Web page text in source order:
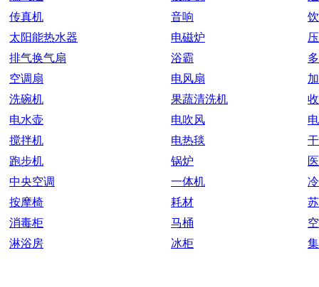
传真机
音响
太阳能热水器
电磁炉
排气换气扇
浴霸
空调扇
电风扇
洗碗机
果蔬清洗机
电水壶
电吹风
搅拌机
电热毯
跑步机
锅炉
中央空调
一体机
按摩椅
耗材
消毒柜
马桶
淋浴房
冰柜